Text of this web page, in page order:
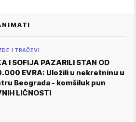
I TRAČEVI
I SOFIJA PAZARILI STAN OD
EVRA: Uložili u nekretninu u
Beograda - komšiluk pun
LIČNOSTI